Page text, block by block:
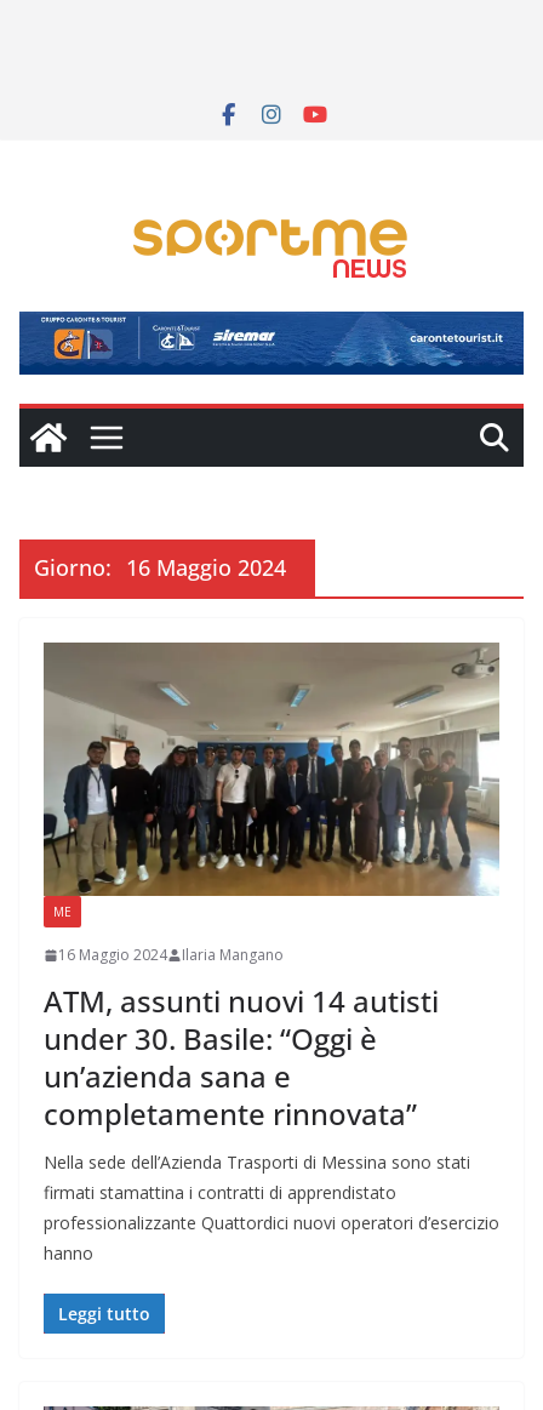
Giorno: 16 Maggio 2024
ME
16 Maggio 2024 Ilaria Mangano
ATM, assunti nuovi 14 autisti
under 30. Basile: “Oggi è
un’azienda sana e
completamente rinnovata”
Nella sede dell’Azienda Trasporti di Messina sono stati
firmati stamattina i contratti di apprendistato
professionalizzante Quattordici nuovi operatori d’esercizio
hanno
Leggi tutto